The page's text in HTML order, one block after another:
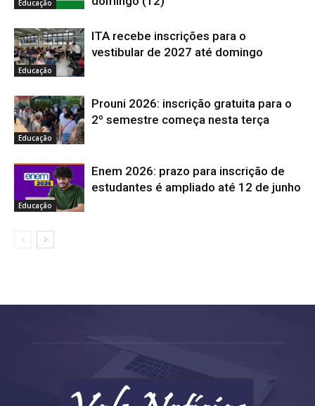
Educação
Educação
ITA recebe inscrições para o
vestibular de 2027 até domingo
Educação
Prouni 2026: inscrição gratuita para o
2º semestre começa nesta terça
Educação
Enem 2026: prazo para inscrição de
estudantes é ampliado até 12 de junho